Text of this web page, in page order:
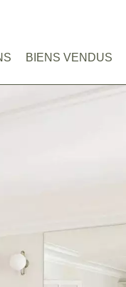
BIENS VENDUS